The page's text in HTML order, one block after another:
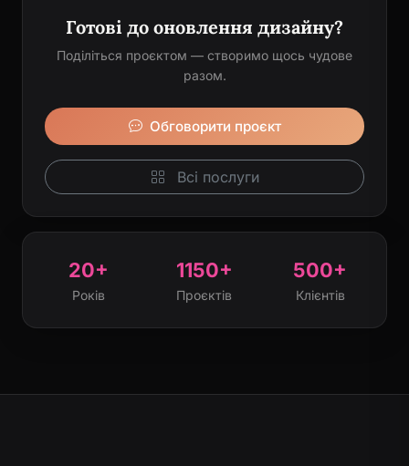
Готові до оновлення дизайну?
Поділіться проєктом — створимо щось чудове
разом.
Обговорити проєкт
Всі послуги
20+
Років
1150+
Проєктів
500+
Клієнтів